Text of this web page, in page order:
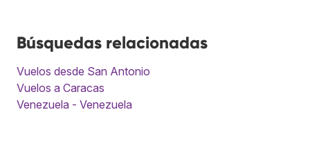
Búsquedas relacionadas
Vuelos desde San Antonio
Vuelos a Caracas
Venezuela - Venezuela